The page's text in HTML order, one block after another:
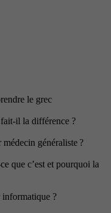
le grec
il la différence ?
généraliste ?
que c’est et pourquoi la
?